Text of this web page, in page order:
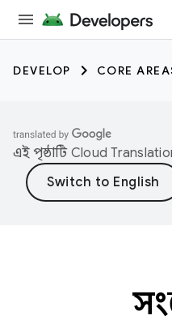
DEVELOP CORE
এই পৃষ্ঠাটি Cloud